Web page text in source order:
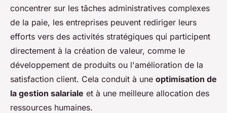
concentrer sur les tâches administratives complexes
de la paie, les entreprises peuvent rediriger leurs
efforts vers des activités stratégiques qui participent
directement à la création de valeur, comme le
développement de produits ou l'amélioration de la
satisfaction client. Cela conduit à une optimisation de
la gestion salariale et à une meilleure allocation des
ressources humaines.